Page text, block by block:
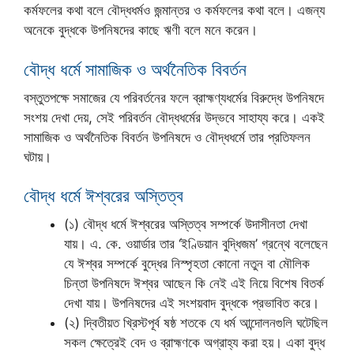
কর্মফলের কথা বলে বৌদ্ধধর্মও জন্মান্তর ও কর্মফলের কথা বলে। এজন্য
অনেকে বুদ্ধকে উপনিষদের কাছে ঋণী বলে মনে করেন।
বৌদ্ধ ধর্মে সামাজিক ও অর্থনৈতিক বিবর্তন
বস্তুতপক্ষে সমাজের যে পরিবর্তনের ফলে ব্রাহ্মণ্যধর্মের বিরুদ্ধে উপনিষদে
সংশয় দেখা দেয়, সেই পরিবর্তন বৌদ্ধধর্মের উদ্ভবে সাহায্য করে। একই
সামাজিক ও অর্থনৈতিক বিবর্তন উপনিষদে ও বৌদ্ধধর্মে তার প্রতিফলন
ঘটায়।
বৌদ্ধ ধর্মে ঈশ্বরের অস্তিত্ব
(১) বৌদ্ধ ধর্মে ঈশ্বরের অস্তিত্ব সম্পর্কে উদাসীনতা দেখা
যায়। এ. কে. ওয়ার্ডার তার ‘ইণ্ডিয়ান বুদ্ধিজম’ গ্রন্থে বলেছেন
যে ঈশ্বর সম্পর্কে বুদ্ধের নিস্পৃহতা কোনো নতুন বা মৌলিক
চিন্তা উপনিষদে ঈশ্বর আছেন কি নেই এই নিয়ে বিশেষ বিতর্ক
দেখা যায়। উপনিষদের এই সংশয়বাদ বুদ্ধকে প্রভাবিত করে।
(২) দ্বিতীয়ত খ্রিস্টপূর্ব ষষ্ঠ শতকে যে ধর্ম আন্দোলনগুলি ঘটেছিল
সকল ক্ষেত্রেই বেদ ও ব্রাহ্মণকে অগ্রাহ্য করা হয়। একা বুদ্ধ